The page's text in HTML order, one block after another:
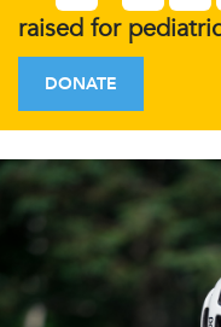
raised for
DONATE